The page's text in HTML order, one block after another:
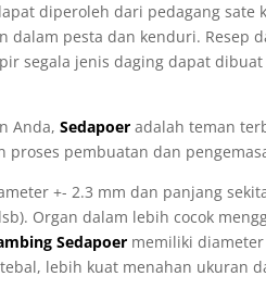
diperoleh dari pedagang
dalam pesta dan kenduri. Resep
segala jenis daging dapat
Anda, Sedapoer adalah teman
pembuatan dan
+- 2.3 mm dan panjang
Organ dalam lebih cocok
Sedapoer memiliki
lebih kuat menahan ukuran